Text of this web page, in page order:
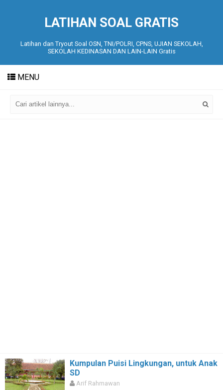
LATIHAN SOAL GRATIS
Latihan dan Tryout Soal OSN, TNI/POLRI, CPNS, UJIAN SEKOLAH,
SEKOLAH KEDINASAN DAN LAIN-LAIN Gratis
MENU
Kumpulan Puisi Lingkungan, untuk Anak
SD
Arif Rahmawan